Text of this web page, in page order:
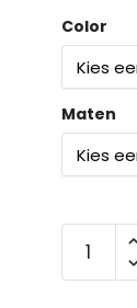
Color
Maten